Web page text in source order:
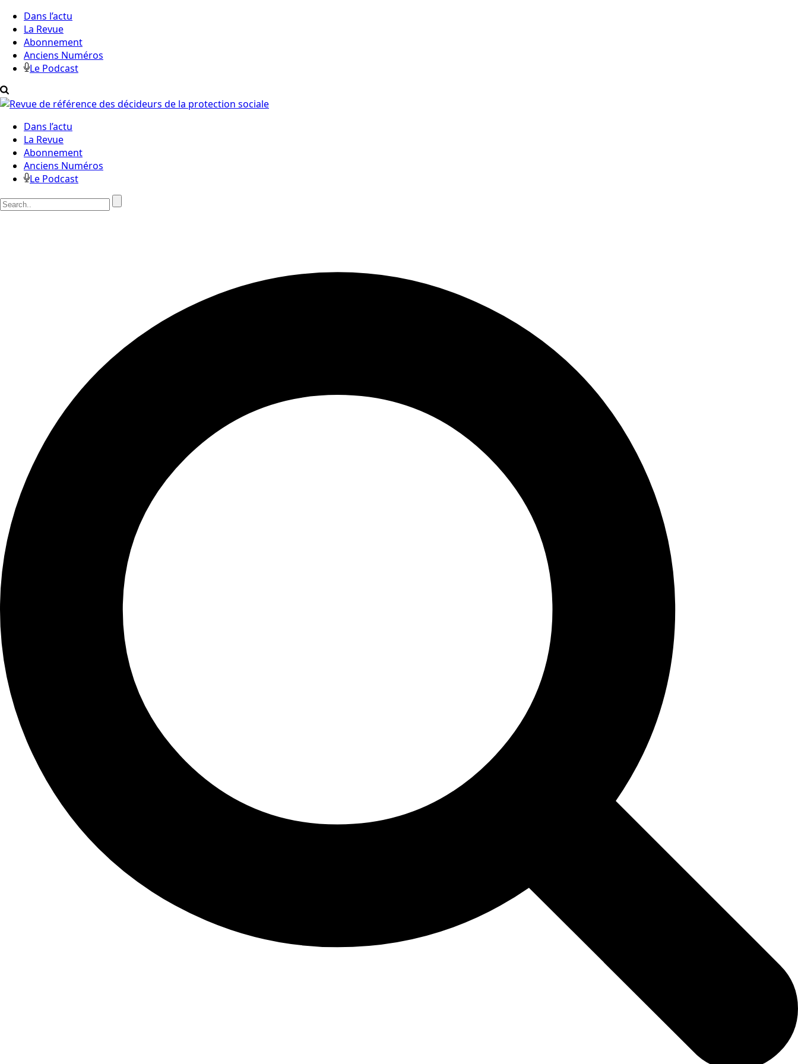
Dans l’actu
La Revue
Abonnement
Anciens Numéros
Le Podcast
Dans l’actu
La Revue
Abonnement
Anciens Numéros
Le Podcast